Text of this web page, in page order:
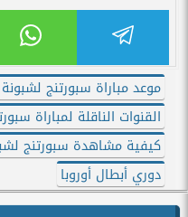
موعد مباراة سبورتنج
القنوات الناقلة لمباراة
كيفية مشاهدة سبورتنج
دوري أبطال أوروبا